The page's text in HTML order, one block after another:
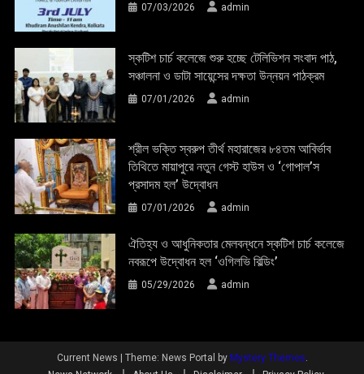
07/03/2026 admin
স্কটিশ চার্চ কলেজে শুরু হচ্ছে টেলিভিশন সংবাদ পাঠ,
সঞ্চালনা ও ডাটা সায়েন্সের দক্ষতা উন্নয়ন পাঠক্রম
07/01/2026 admin
শ্রীল ভক্তি স্বরুপ তীর্থ মহারাজের ৮৪তম আবির্ভাব
তিথিতে মায়াপুরে নতুন গেস্ট হাউস ও ‘গোপাল’স
প্রসাদম হল’ উদ্বোধন
07/01/2026 admin
ঐতিহ্য ও আধুনিকতার মেলবন্ধনে স্কটিশ চার্চ কলেজে
নবরূপে উদ্বোধন হল ‘ওগিলভি বিল্ডিং’
05/29/2026 admin
Current News | Theme: News Portal by Mystery Themes.